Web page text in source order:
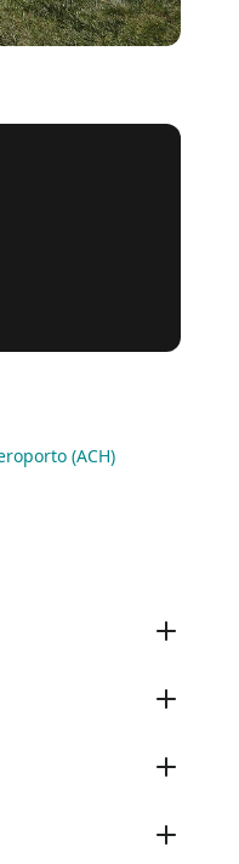
(ACH)